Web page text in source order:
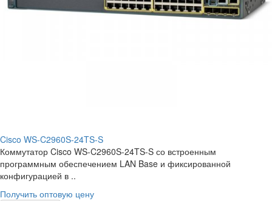
Cisco WS-C2960S-24TS-S
Коммутатор Cisco WS-C2960S-24TS-S со встроенным
программным обеспечением LAN Base и фиксированной
конфигурацией в ..
Получить оптовую цену